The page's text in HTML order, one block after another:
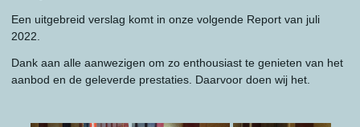
Een uitgebreid verslag komt in onze volgende Report van juli
2022.
Dank aan alle aanwezigen om zo enthousiast te genieten van het
aanbod en de geleverde prestaties. Daarvoor doen wij het.